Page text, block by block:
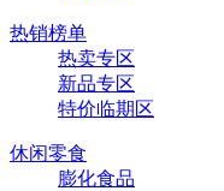
热销榜单
热卖专区
新品专区
特价临期区
休闲零食
膨化食品